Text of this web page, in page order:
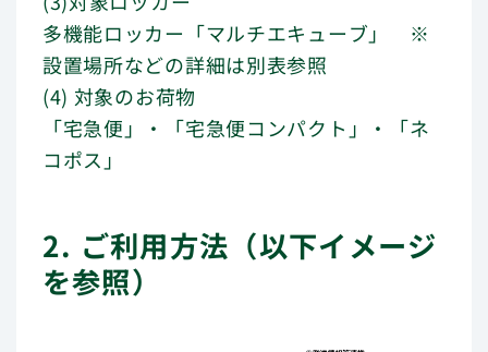
多機能ロッカー「マルチエキューブ」 ※
設置場所などの詳細は別表参照
(4) 対象のお荷物
「宅急便」・「宅急便コンパクト」・「ネ
コポス」
2. ご利用方法（以下イメージ
を参照）